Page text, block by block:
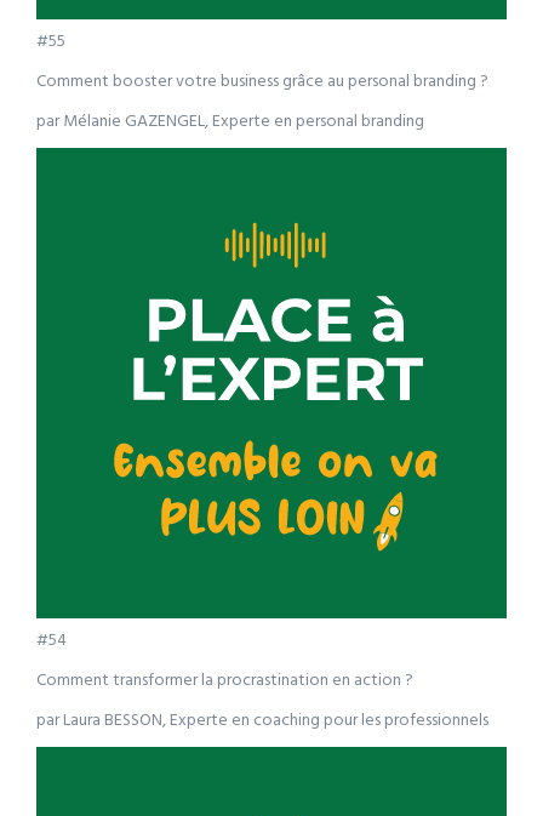
#55
Comment booster votre business grâce au personal branding ?
par Mélanie GAZENGEL, Experte en personal branding
#54
Comment transformer la procrastination en action ?
par Laura BESSON, Experte en coaching pour les professionnels